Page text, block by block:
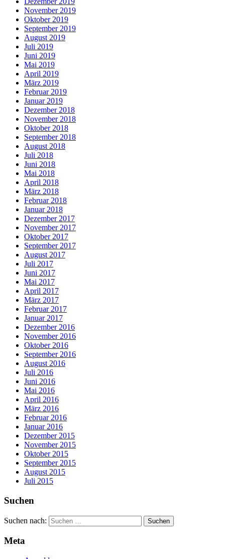
November 2019
Oktober 2019
September 2019
August 2019
Juli 2019
Juni 2019
Mai 2019
April 2019
März 2019
Februar 2019
Januar 2019
Dezember 2018
November 2018
Oktober 2018
September 2018
August 2018
Juli 2018
Juni 2018
Mai 2018
April 2018
März 2018
Februar 2018
Januar 2018
Dezember 2017
November 2017
Oktober 2017
September 2017
August 2017
Juli 2017
Juni 2017
Mai 2017
April 2017
März 2017
Februar 2017
Januar 2017
Dezember 2016
November 2016
Oktober 2016
September 2016
August 2016
Juli 2016
Juni 2016
Mai 2016
April 2016
März 2016
Februar 2016
Januar 2016
Dezember 2015
November 2015
Oktober 2015
September 2015
August 2015
Juli 2015
Suchen
Suchen nach:
Meta